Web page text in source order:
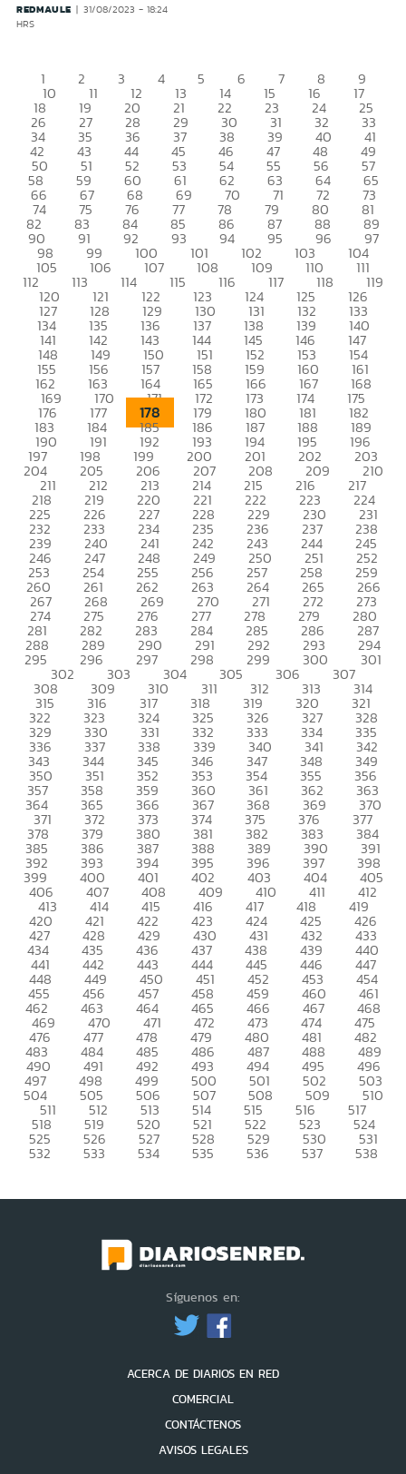
REDMAULE
31/08/2023 - 18:24
HRS
1 2 3 4 5 6 7 8 9
10 11 12 13 14 15 16 17
18 19 20 21 22 23 24 25
26 27 28 29 30 31 32 33
34 35 36 37 38 39 40 41
42 43 44 45 46 47 48 49
50 51 52 53 54 55 56 57
58 59 60 61 62 63 64 65
66 67 68 69 70 71 72 73
74 75 76 77 78 79 80 81
82 83 84 85 86 87 88 89
90 91 92 93 94 95 96 97
98 99 100 101 102 103 104
105 106 107 108 109 110 111
112 113 114 115 116 117 118 119
120 121 122 123 124 125 126
127 128 129 130 131 132 133
134 135 136 137 138 139 140
141 142 143 144 145 146 147
148 149 150 151 152 153 154
155 156 157 158 159 160 161
162 163 164 165 166 167 168
169 170 171 172 173 174 175
176 177 178 179 180 181 182
183 184 185 186 187 188 189
190 191 192 193 194 195 196
197 198 199 200 201 202 203
204 205 206 207 208 209 210
211 212 213 214 215 216 217
218 219 220 221 222 223 224
225 226 227 228 229 230 231
232 233 234 235 236 237 238
239 240 241 242 243 244 245
246 247 248 249 250 251 252
253 254 255 256 257 258 259
260 261 262 263 264 265 266
267 268 269 270 271 272 273
274 275 276 277 278 279 280
281 282 283 284 285 286 287
288 289 290 291 292 293 294
295 296 297 298 299 300 301
302 303 304 305 306 307
308 309 310 311 312 313 314
315 316 317 318 319 320 321
322 323 324 325 326 327 328
329 330 331 332 333 334 335
336 337 338 339 340 341 342
343 344 345 346 347 348 349
350 351 352 353 354 355 356
357 358 359 360 361 362 363
364 365 366 367 368 369 370
371 372 373 374 375 376 377
378 379 380 381 382 383 384
385 386 387 388 389 390 391
392 393 394 395 396 397 398
399 400 401 402 403 404 405
406 407 408 409 410 411 412
413 414 415 416 417 418 419
420 421 422 423 424 425 426
427 428 429 430 431 432 433
434 435 436 437 438 439 440
441 442 443 444 445 446 447
448 449 450 451 452 453 454
455 456 457 458 459 460 461
462 463 464 465 466 467 468
469 470 471 472 473 474 475
476 477 478 479 480 481 482
483 484 485 486 487 488 489
490 491 492 493 494 495 496
497 498 499 500 501 502 503
504 505 506 507 508 509 510
511 512 513 514 515 516 517
518 519 520 521 522 523 524
525 526 527 528 529 530 531
532 533 534 535 536 537 538
Síguenos en:
ACERCA DE DIARIOS EN RED
COMERCIAL
CONTÁCTENOS
AVISOS LEGALES